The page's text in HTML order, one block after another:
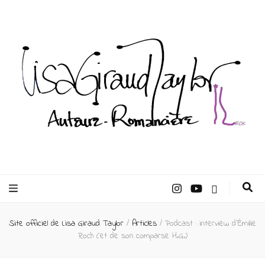
Taylor –
Auteur
Site officiel de Lisa Giraud Taylor / Articles / Podcast : interview d’Émilie
Roch (et de son comparse H.G.)